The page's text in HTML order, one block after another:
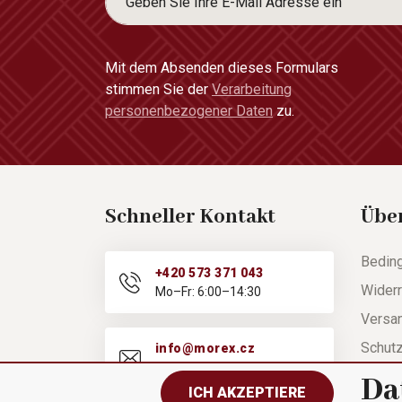
Mit dem Absenden dieses Formulars
stimmen Sie der Verarbeitung
personenbezogener Daten zu.
Schneller Kontakt
+420 573 371 043
Mo–Fr: 6:00–14:30
info@morex.cz
Mo–Fr: 6:00–14:30
Hilfe
ICH AKZEPTIERE